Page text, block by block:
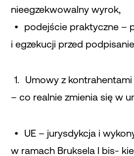
nieegzekwowalny wyrok,
podejście praktyczne –
i egzekucji przed
Umowy z kontrahentami
– co realnie zmienia się w
UE – jurysdykcja i
w ramach Bruksela I bis-